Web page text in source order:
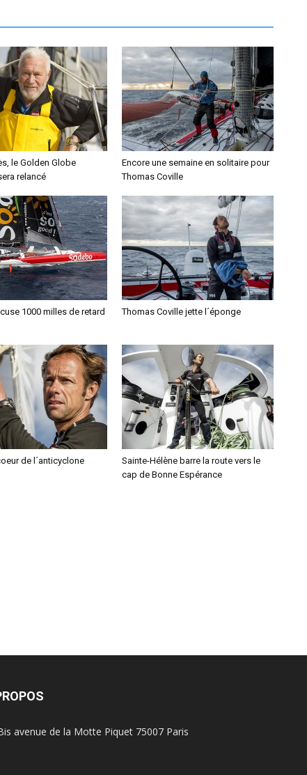
le Golden Globe
relancé
Encore une semaine en solitaire pour
Thomas Coville
1000 milles de retard
Thomas Coville jette l´éponge
de l´anticyclone
Sainte-Hélène barre la route vers le
cap de Bonne Espérance
avenue de la Motte Piquet 75007 Paris